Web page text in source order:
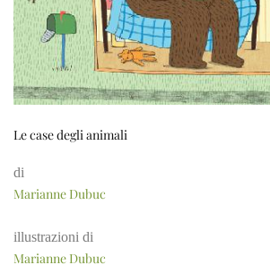
Le case degli animali
di
Marianne Dubuc
illustrazioni di
Marianne Dubuc